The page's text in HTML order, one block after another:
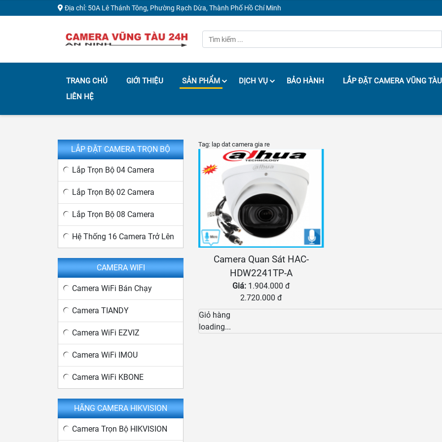
Địa chỉ: 50A Lê Thánh Tông, Phường Rạch Dừa, Thành Phố Hồ Chí Minh
TRANG CHỦ GIỚI THIỆU SẢN PHẨM DỊCH VỤ BẢO HÀNH
LẮP ĐẶT CAMERA VŨNG TÀU
LIÊN HỆ
Tag: lap dat camera gia re
Camera Quan Sát HAC-
HDW2241TP-A
Giá: 1.904.000 đ
2.720.000 đ
Giỏ hàng
loading...
LẮP ĐẶT CAMERA TRỌN BỘ
Lắp Trọn Bộ 04 Camera
Lắp Trọn Bộ 02 Camera
Lắp Trọn Bộ 08 Camera
Hệ Thống 16 Camera Trở Lên
CAMERA WIFI
Camera WiFi Bán Chạy
Camera TIANDY
Camera WiFi EZVIZ
Camera WiFi IMOU
Camera WiFi KBONE
HÃNG CAMERA HIKVISION
Camera Trọn Bộ HIKVISION